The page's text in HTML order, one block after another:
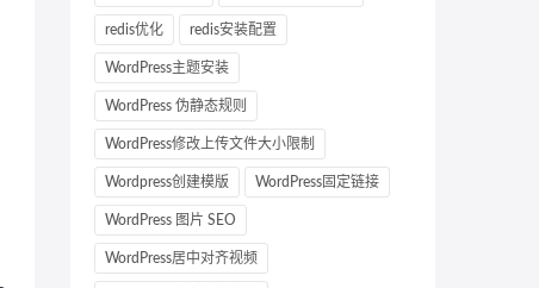
redis优化 redis安装配置
WordPress主题安装
WordPress 伪静态规则
WordPress修改上传文件大小限制
Wordpress创建模版 WordPress固定链接
WordPress 图片 SEO
WordPress居中对齐视频